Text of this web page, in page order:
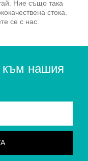
Ние също така
стока.
се с нас.
към нашия